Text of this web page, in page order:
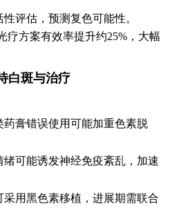
评估，预测复色可能性。
疗方案有效率提升约25%，大幅
白斑与治疗
药膏错误使用可能加重色素脱
绪可能诱发神经免疫紊乱，加速
采用黑色素移植，进展期需联合